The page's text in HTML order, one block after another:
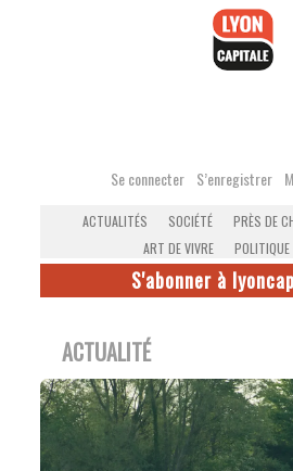
Se connecter S’enregistrer
ACTUALITÉS SOCIÉTÉ PRÈS DE
ART DE VIVRE
POLITIQUE
S'abonner à
ACTUALITÉ